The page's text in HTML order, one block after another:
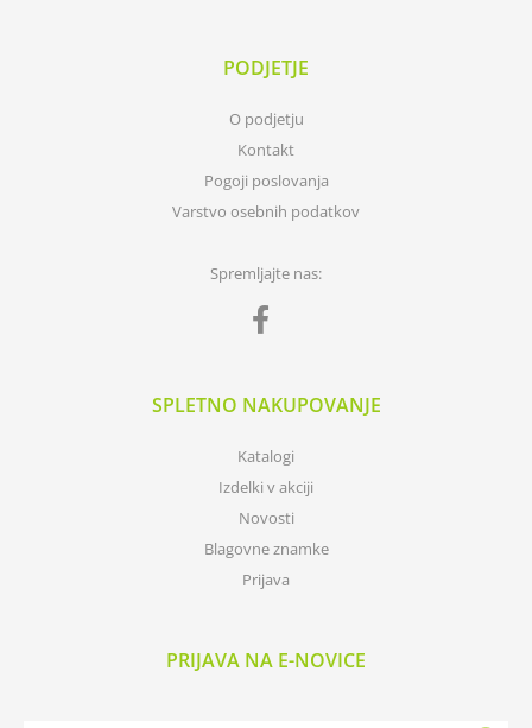
PODJETJE
O podjetju
Kontakt
Pogoji poslovanja
Varstvo osebnih podatkov
Spremljajte nas:
SPLETNO NAKUPOVANJE
Katalogi
Izdelki v akciji
Novosti
Blagovne znamke
Prijava
PRIJAVA NA E-NOVICE